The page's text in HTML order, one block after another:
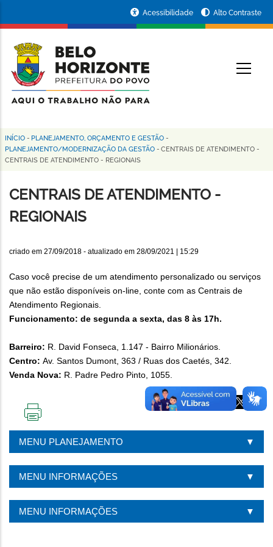
conteúdo
principal
da
Prefeitura
de
Horizonte
Acessibilidade Alto Contraste
Trilha
de
navegação
INÍCIO - PLANEJAMENTO, ORÇAMENTO E GESTÃO -
PLANEJAMENTO/MODERNIZAÇÃO DA GESTÃO - CENTRAIS DE ATENDIMENTO -
CENTRAIS DE ATENDIMENTO - REGIONAIS
CENTRAIS DE ATENDIMENTO -
REGIONAIS
criado em 27/09/2018 - atualizado em 28/09/2021 | 15:29
Caso você precise de um atendimento personalizado ou serviços
que não estão disponíveis on-line, conte com as Centrais de
Atendimento Regionais.
Funcionamento: de segunda a sexta, das 8 às 17h.
Barreiro: R. David Fonseca, 1.147 - Bairro Milionários.
Centro: Av. Santos Dumont, 363 / Ruas dos Caetés, 342.
Venda Nova: R. Padre Pedro Pinto, 1055.
PÁGINA
MENU PLANEJAMENTO
MENU INFORMAÇÕES
MENU INFORMAÇÕES